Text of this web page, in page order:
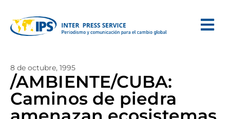
8 de octubre, 1995
/AMBIENTE/CUBA:
Caminos de piedra